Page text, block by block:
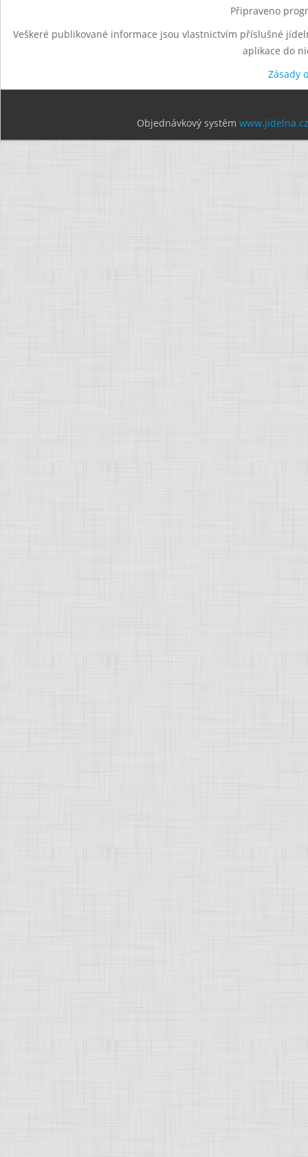
Připraveno
Veškeré publikované informace jsou vlastnictvím příslušné
aplikace do
Zásady
Objednávkový systém www.jidelna.cz